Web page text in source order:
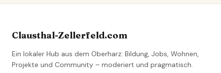
Clausthal-Zellerfeld.com
Ein lokaler Hub aus dem Oberharz: Bildung, Jobs, Wohnen,
Projekte und Community – moderiert und pragmatisch.